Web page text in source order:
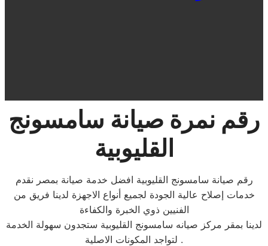
رقم نمرة صيانة سامسونج
القليوبية
رقم صيانة سامسونج القليوبية افضل خدمة صيانة بمصر نقدم
خدمات إصلاح عالية الجودة لجميع أنواع الاجهزة لدينا فريق من
الفنيين ذوي الخبرة والكفاءة
لدينا بمقر مركز صيانه سامسونج القليوبية ستجدون سهولة الخدمة
لتواجد المكونات الاصلية .